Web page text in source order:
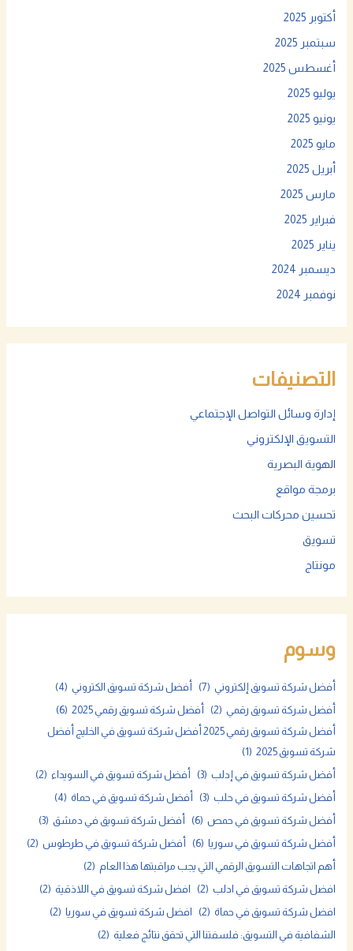
أكتوبر 2025
سبتمبر 2025
أغسطس 2025
يوليو 2025
يونيو 2025
مايو 2025
أبريل 2025
مارس 2025
فبراير 2025
يناير 2025
ديسمبر 2024
نوفمبر 2024
التصنيفات
إدارة وسائل التواصل الإجتماعي
التسويق الإلكتروني
الهوية البصرية
برمجة مواقع
تحسين محركات البحث
تسويق
مونتاج
وسوم
أفضل شركة تسويق إلكتروني (7) أفضل شركة تسويق الكتروني (4)
أفضل شركة تسويق رقمي (2) أفضل شركة تسويق رقمي 2025
(6)
أفضل شركة تسويق رقمي 2025 أفضل شركة تسويق في الخليج أفضل
شركة تسويق 2025
(1)
أفضل شركة تسويق في إدلب (3) أفضل شركة تسويق في السويداء (2)
أفضل شركة تسويق في حلب (3) أفضل شركة تسويق في حماة (4)
أفضل شركة تسويق في حمص (6) أفضل شركة تسويق في دمشق (3)
أفضل شركة تسويق في سوريا (6) أفضل شركة تسويق في طرطوس (2)
أهم اتجاهات التسويق الرقمي التي يجب مراقبتها هذا العام (2)
افضل شركة تسويق في ادلب (2) افضل شركة تسويق في اللاذقية (2)
افضل شركة تسويق في حماة (2) افضل شركة تسويق في سوريا (2)
الشفافية في التسويق: فلسفتنا التي تحقق نتائج فعلية (2)